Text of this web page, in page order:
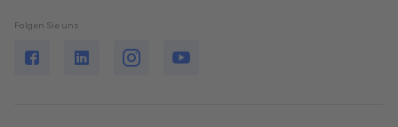
Folgen Sie uns